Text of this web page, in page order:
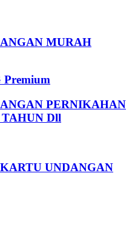
MURAH
Premium
PERNIKAHAN
Dll
UNDANGAN